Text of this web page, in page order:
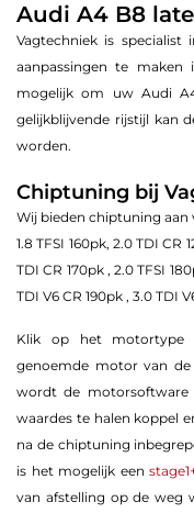
Audi A4 B8
Vagtechniek is
aanpassingen te
mogelijk om uw Audi
gelijkblijvende rijstijl kan
worden.
Chiptuning bij
Wij bieden chiptuning aan
1.8 TFSI 160pk, 2.0 TDI CR
TDI CR 170pk , 2.0 TFSI
TDI V6 CR 190pk , 3.0 TDI
Klik op het motortype
genoemde motor van de
wordt de motorsoftware
waardes te halen koppel
na de chiptuning
is het mogelijk een
van afstelling op de weg